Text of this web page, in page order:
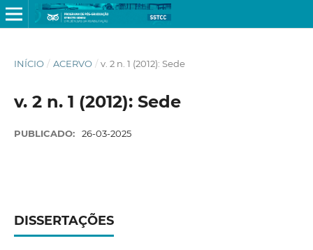
INÍCIO / ACERVO / v. 2 n. 1 (2012): Sede
v. 2 n. 1 (2012): Sede
PUBLICADO: 26-03-2025
DISSERTAÇÕES